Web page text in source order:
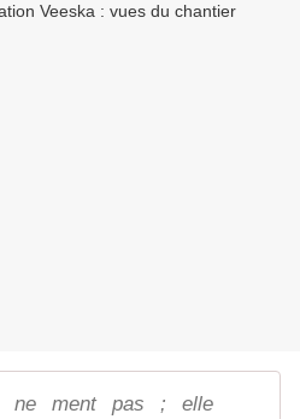
ne ment pas ; elle